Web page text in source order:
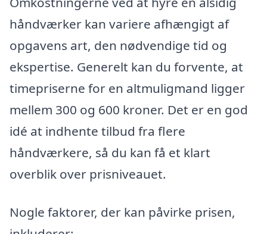
håndværker kan variere afhængigt af
opgavens art, den nødvendige tid og
ekspertise. Generelt kan du forvente, at
timepriserne for en altmuligmand ligger
mellem 300 og 600 kroner. Det er en god
idé at indhente tilbud fra flere
håndværkere, så du kan få et klart
overblik over prisniveauet.
Nogle faktorer, der kan påvirke prisen,